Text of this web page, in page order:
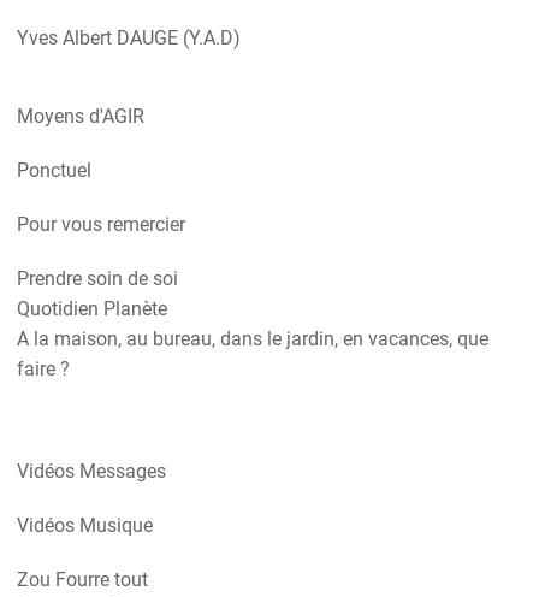
Yves Albert DAUGE (Y.A.D)
Moyens d'AGIR
Ponctuel
Pour vous remercier
Prendre soin de soi
Quotidien Planète
A la maison, au bureau, dans le jardin, en vacances, que
faire ?
Vidéos Messages
Vidéos Musique
Zou Fourre tout